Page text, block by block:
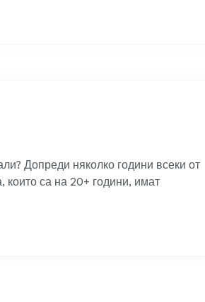
Допреди няколко години всеки от
които са на 20+ години, имат